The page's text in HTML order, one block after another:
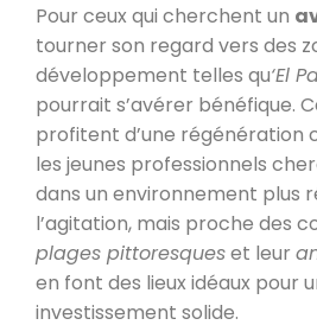
Pour ceux qui cherchent un
tourner son regard vers des
développement telles qu‘El
pourrait s’avérer bénéfique.
profitent d’une régénération
les jeunes professionnels
dans un environnement plus
l’agitation, mais proche des
plages pittoresqueset leur
en font des lieux idéaux pour
investissement solide.